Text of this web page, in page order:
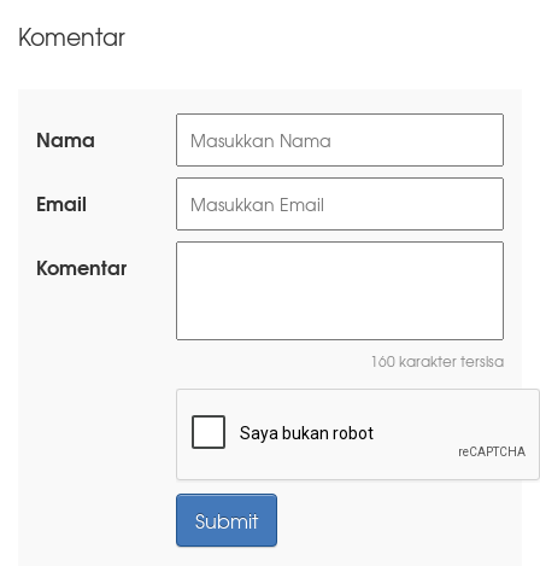
Komentar
Nama
Email
Komentar
160 karakter tersisa